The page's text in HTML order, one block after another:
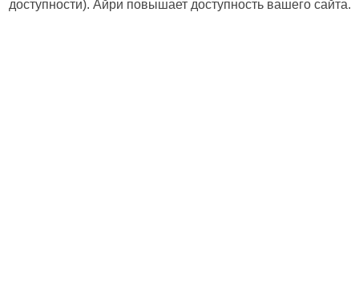
доступности). Айри повышает доступность вашего сайта.